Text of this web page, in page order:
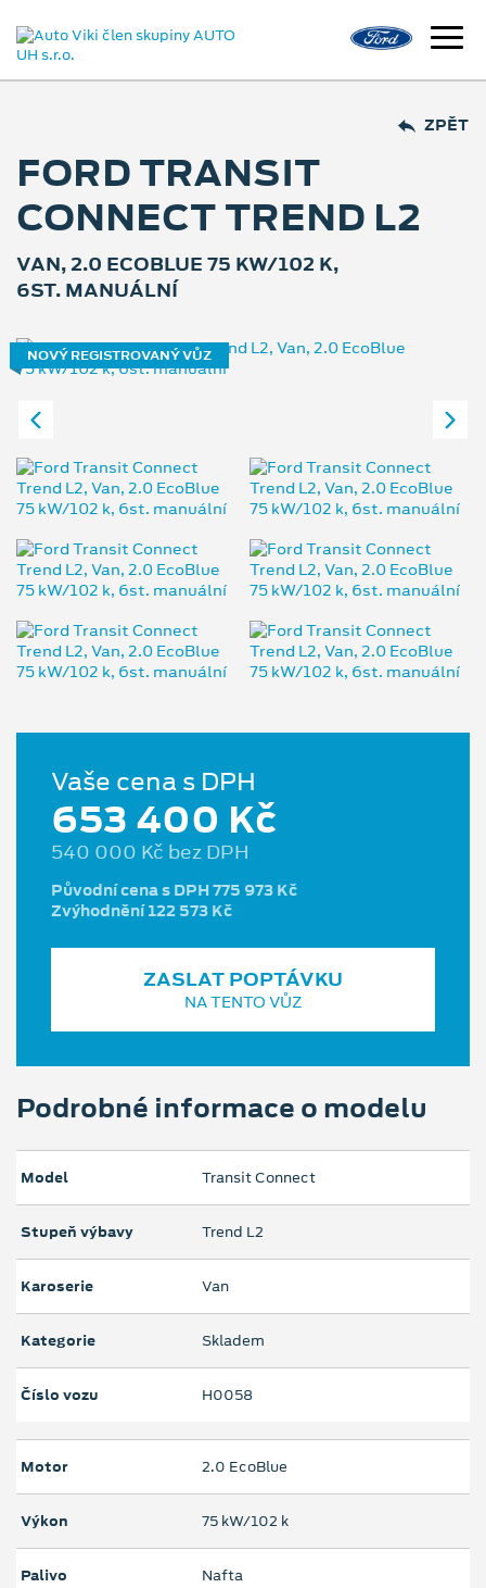
ZPĚT
FORD TRANSIT
CONNECT TREND L2
VAN, 2.0 ECOBLUE 75 KW/102 K,
6ST. MANUÁLNÍ
NOVÝ REGISTROVANÝ VŮZ
Vaše cena s DPH
653 400 Kč
540 000 Kč bez DPH
Původní cena s DPH 775 973 Kč
Zvýhodnění 122 573 Kč
ZASLAT POPTÁVKU
NA TENTO VŮZ
Podrobné informace o modelu
Model Transit Connect
Stupeň výbavy Trend L2
Karoserie Van
Kategorie Skladem
Číslo vozu H0058
Motor 2.0 EcoBlue
Výkon 75 kW/102 k
Palivo Nafta